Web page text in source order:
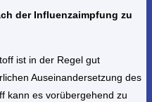
der Influenzaimpfung zu
ist in der Regel gut
Auseinander­setzung des
kann es vorübergehend zu